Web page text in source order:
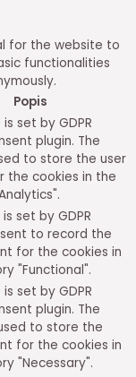
for the website to
functionalities
Popis
set by GDPR
plugin. The
to store the user
the cookies in the
set by GDPR
to record the
for the cookies in
"Functional".
set by GDPR
plugin. The
to store the
for the cookies in
"Necessary".